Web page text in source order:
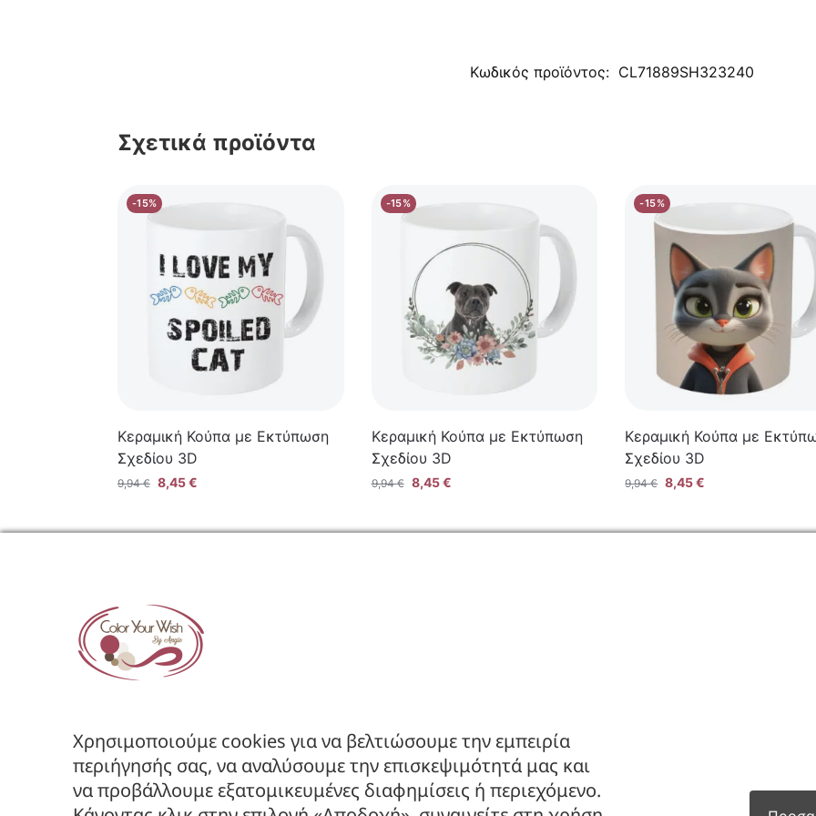
Κωδικός προϊόντος: CL71889SH323240
Σχετικά προϊόντα
-15%
Κεραμική Κούπα με Εκτύπωση
Σχεδίου 3D
9,94€ 8,45€
-15%
Κεραμική Κούπα με Εκτύπωση
Σχεδίου 3D
9,94€ 8,45€
-15%
Κεραμική Κούπα με
Σχεδίου 3D
9,94€ 8,45€
Ακολουθήστε μας στα Social
Χρησιμοποιούμε cookies για να βελτιώσουμε την εμπειρία
περιήγησής σας, να αναλύσουμε την επισκεψιμότητά μας και
να προβάλλουμε εξατομικευμένες διαφημίσεις ή περιεχόμενο.